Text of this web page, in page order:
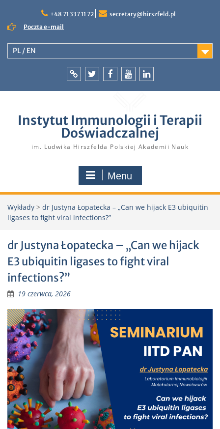
content
+48 71 337 11 72
secretary@hirszfeld.pl
Poczta e-mail
PL / EN
Instytut Immunologii i Terapii
Doświadczalnej
im. Ludwika Hirszfelda Polskiej Akademii Nauk
Menu
Wykłady > dr Justyna Łopatecka – „Can we hijack E3 ubiquitin
ligases to fight viral infections?”
dr Justyna Łopatecka – „Can we hijack
E3 ubiquitin ligases to fight viral
infections?”
19 czerwca, 2026